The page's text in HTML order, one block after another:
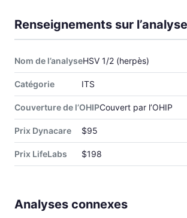
Renseignements sur l’analyse
Nom de l’analyseHSV 1/2 (herpès)
Catégorie ITS
Couverture de l’OHIPCouvert par l’OHIP
Prix Dynacare $95
Prix LifeLabs $198
Analyses connexes